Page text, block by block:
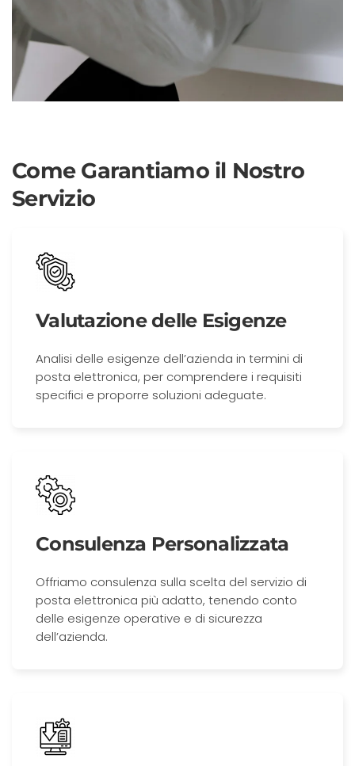
Come Garantiamo il Nostro
Servizio
Valutazione delle Esigenze
Analisi delle esigenze dell’azienda in termini di
posta elettronica, per comprendere i requisiti
specifici e proporre soluzioni adeguate.
Consulenza Personalizzata
Offriamo consulenza sulla scelta del servizio di
posta elettronica più adatto, tenendo conto
delle esigenze operative e di sicurezza
dell’azienda.